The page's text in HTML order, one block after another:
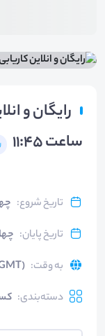
رایگان و
ساعت 11:45
تاریخ شروع:
تاریخ پایان: چهارشنبه
به وقت:
دسته‌بندی: